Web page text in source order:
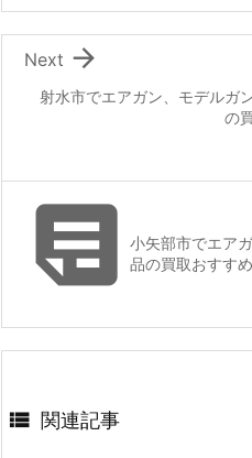
射水市でエアガン、モデルガ
の

Next
小矢部市でエア
品の買取おすす
 関連記事